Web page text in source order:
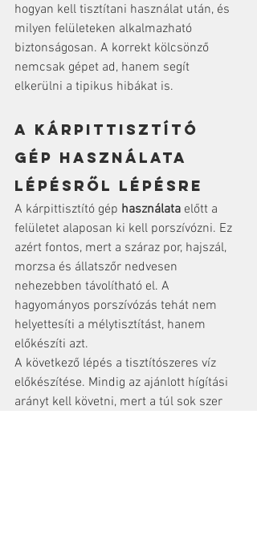
hogyan kell tisztítani használat után, és
milyen felületeken alkalmazható
biztonságosan. A korrekt kölcsönző
nemcsak gépet ad, hanem segít
elkerülni a tipikus hibákat is.
A kárpittisztító
gép használata
lépésről lépésre
A kárpittisztító gép használata előtt a
felületet alaposan ki kell porszívózni. Ez
azért fontos, mert a száraz por, hajszál,
morzsa és állatszőr nedvesen
nehezebben távolítható el. A
hagyományos porszívózás tehát nem
helyettesíti a mélytisztítást, hanem
előkészíti azt.
A következő lépés a tisztítószeres víz
előkészítése. Mindig az ajánlott hígítási
arányt kell követni, mert a túl sok szer